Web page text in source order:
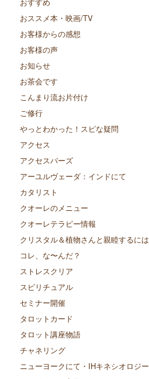
おススメ本・映画/TV
お客様からの感想
お客様の声
お知らせ
お茶会です
こんまり流お片付け
ご修行
やっとわかった！スピな疑問
アクセス
アクセスバーズ
アーユルヴェーダ：インドにて
カタリスト
クオーレのメニュー
クオーレテラピー情報
クリスタル＆植物さんと親睦するには
コレ、な〜んだ？
ストレスクリア
スピリチュアル
セミナー開催
タロットカード
タロット講座物語
チャネリング
ニューヨークにて・IHキネシオロジー